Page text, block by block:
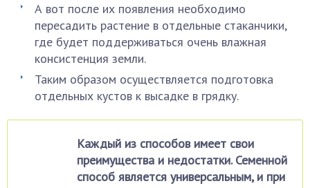
А вот после их появления необходимо
пересадить растение в отдельные стаканчики,
где будет поддерживаться очень влажная
консистенция земли.
Таким образом осуществляется подготовка
отдельных кустов к высадке в грядку.
Каждый из способов имеет свои
преимущества и недостатки. Семенной
способ является универсальным, и при